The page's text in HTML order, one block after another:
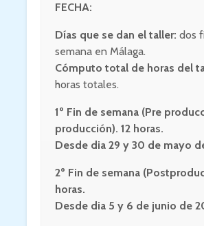
FECHA:
Días que se dan el taller: dos
semana en Málaga.
Cómputo total de horas del
horas totales.
1º Fin de semana (Pre
producción). 12 horas.
Desde dia 29 y 30 de mayo
2º Fin de semana
horas.
Desde dia 5 y 6 de junio de